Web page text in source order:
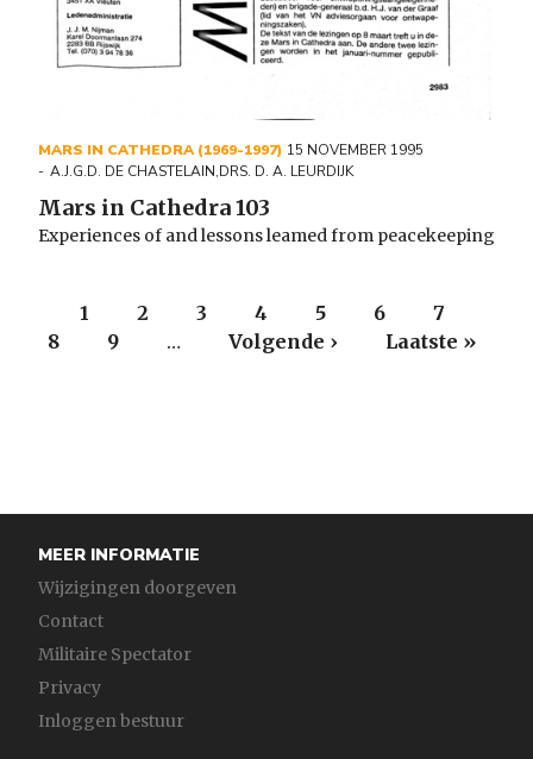
MARS IN CATHEDRA (1969-1997) 15 NOVEMBER 1995
A.J.G.D. DE CHASTELAIN,DRS. D. A. LEURDIJK
Mars in Cathedra 103
Experiences of and lessons leamed from peacekeeping
Paginering
Huidige
pagina
1 Page
2 Page
3 Page
4 Page
5 Page
6 Page
7
8
Page
9 …
Volgende
Volgende ›
Laatste
Laatste »
MEER INFORMATIE
Wijzigingen doorgeven
Contact
Militaire Spectator
Privacy
Inloggen bestuur